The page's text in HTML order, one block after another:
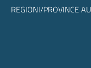
REGIONI/PROVINCE